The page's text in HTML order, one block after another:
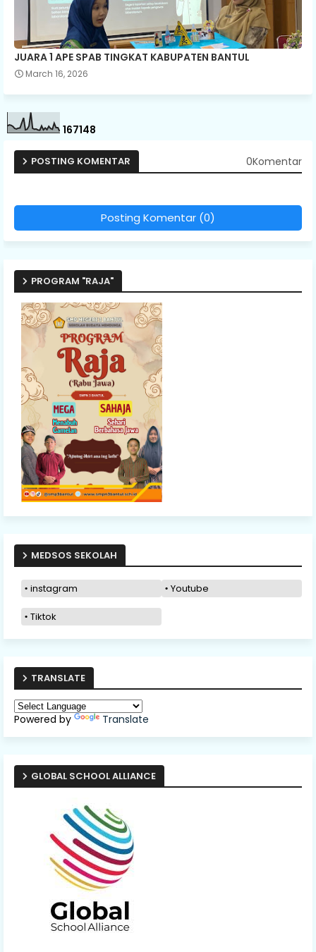
JUARA 1 APE SPAB TINGKAT KABUPATEN BANTUL
March 16, 2026
167148
POSTING KOMENTAR 0Komentar
Posting Komentar (0)
PROGRAM "RAJA"
MEDSOS SEKOLAH
instagram Youtube
Tiktok
TRANSLATE
Powered by Translate
GLOBAL SCHOOL ALLIANCE